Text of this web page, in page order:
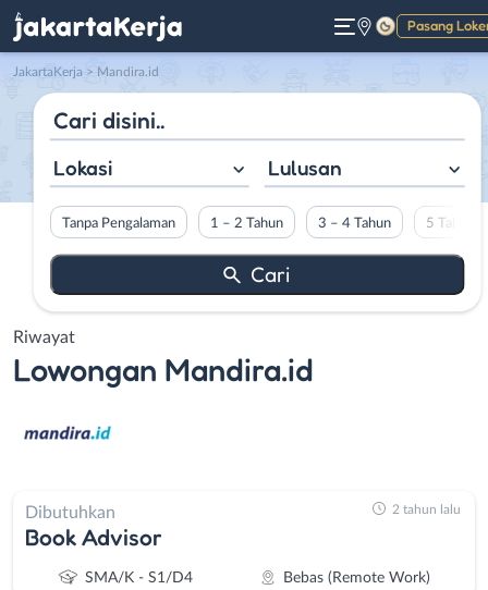
Pasang
Gelap
JakartaKerja > Mandira.id
Lokasi Lulusan
Tanpa Pengalaman 1 – 2 Tahun 3 – 4 Tahun 5 Tahun
Riwayat
Lowongan Mandira.id
Dibutuhkan
Book Advisor
SMA/K - S1/D4 Bebas (Remote Work)
2 tahun lalu